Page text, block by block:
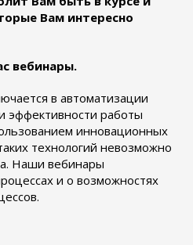
Вам интересно
вебинары.
в автоматизации
эффективности работы
инновационных
технологий невозможно
Наши вебинары
и о возможностях